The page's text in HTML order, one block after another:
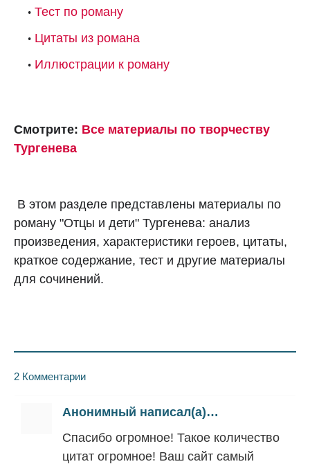
Тест по роману
Цитаты из романа
Иллюстрации к роману
Смотрите: Все материалы по творчеству
Тургенева
В этом разделе представлены материалы по
роману "Отцы и дети" Тургенева: анализ
произведения, характеристики героев, цитаты,
краткое содержание, тест и другие материалы
для сочинений.
2 Комментарии
Анонимный написал(а)…
Спасибо огромное! Такое количество
цитат огромное! Ваш сайт самый